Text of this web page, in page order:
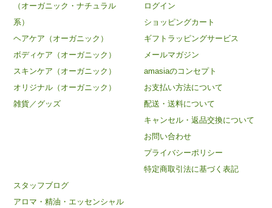
（オーガニック・ナチュラル
系）
ヘアケア（オーガニック）
ボディケア（オーガニック）
スキンケア（オーガニック）
オリジナル（オーガニック）
雑貨／グッズ
ログイン
ショッピングカート
ギフトラッピングサービス
メールマガジン
amasiaのコンセプト
お支払い方法について
配送・送料について
キャンセル・返品交換について
お問い合わせ
プライバシーポリシー
特定商取引法に基づく表記
スタッフブログ
アロマ・精油・エッセンシャル